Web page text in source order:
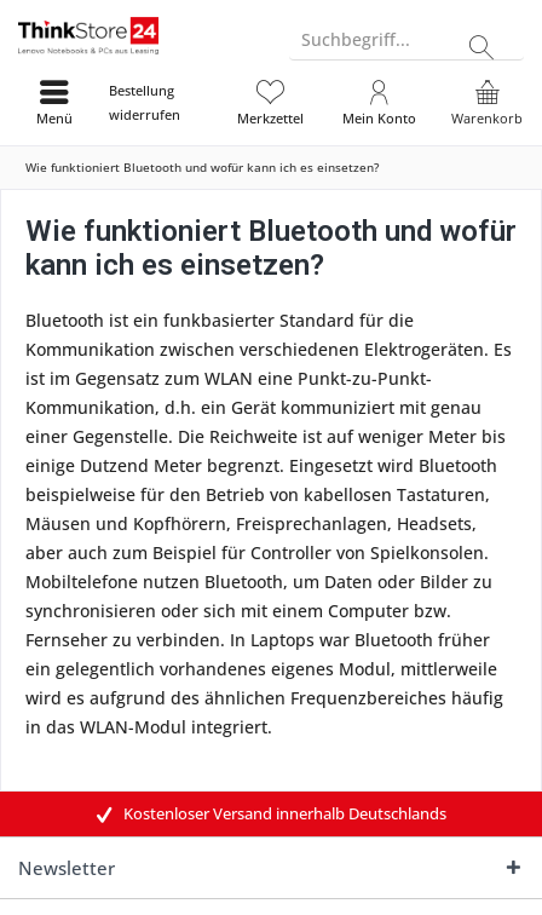
Suchbegriff...
Bestellung
widerrufen
Warenkorb
Merkzettel Mein Konto
Menü
Wie funktioniert Bluetooth und wofür kann ich es einsetzen?
Wie funktioniert Bluetooth und wofür
kann ich es einsetzen?
Bluetooth ist ein funkbasierter Standard für die
Kommunikation zwischen verschiedenen Elektrogeräten. Es
ist im Gegensatz zum WLAN eine Punkt-zu-Punkt-
Kommunikation, d.h. ein Gerät kommuniziert mit genau
einer Gegenstelle. Die Reichweite ist auf weniger Meter bis
einige Dutzend Meter begrenzt. Eingesetzt wird Bluetooth
beispielweise für den Betrieb von kabellosen Tastaturen,
Mäusen und Kopfhörern, Freisprechanlagen, Headsets,
aber auch zum Beispiel für Controller von Spielkonsolen.
Mobiltelefone nutzen Bluetooth, um Daten oder Bilder zu
synchronisieren oder sich mit einem Computer bzw.
Fernseher zu verbinden. In Laptops war Bluetooth früher
ein gelegentlich vorhandenes eigenes Modul, mittlerweile
wird es aufgrund des ähnlichen Frequenzbereiches häufig
in das WLAN-Modul integriert.
Kostenloser Versand innerhalb Deutschlands
Newsletter